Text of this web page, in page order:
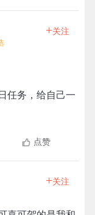
+关注
任务，给自己一
点赞
+关注